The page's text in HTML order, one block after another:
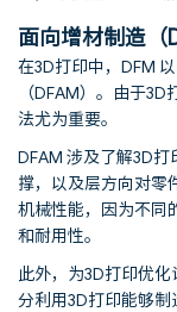
面向增材制造（
在3D打印中，DFM
（DFAM）。由于
法尤为重要。
DFAM 涉及了解3D
撑，以及层方向对零
机械性能，因为不同
和耐用性。
此外，为3D打印优
分利用3D打印能够